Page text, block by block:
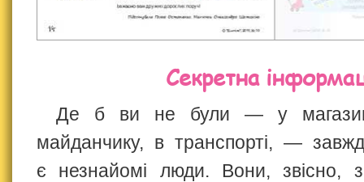
Секретна
Де б ви не були — у
майданчику, в транспорті, —
є незнайомі люди. Вони, звісно,